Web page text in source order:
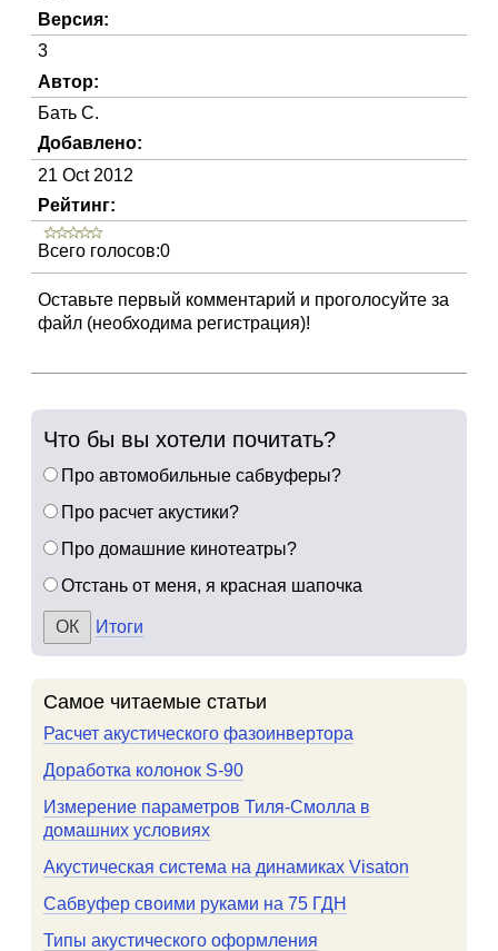
Версия:
3
Автор:
Бать С.
Добавлено:
21 Oct 2012
Рейтинг:
Всего голосов:0
Оставьте первый комментарий и проголосуйте за
файл (необходима регистрация)!
Что бы вы хотели почитать?
Про автомобильные сабвуферы?
Про расчет акустики?
Про домашние кинотеатры?
Отстань от меня, я красная шапочка
Итоги
Самое читаемые статьи
Расчет акустического фазоинвертора
Доработка колонок S-90
Измерение параметров Тиля-Смолла в
домашних условиях
Акустическая система на динамиках Visaton
Сабвуфер своими руками на 75 ГДН
Типы акустического оформления